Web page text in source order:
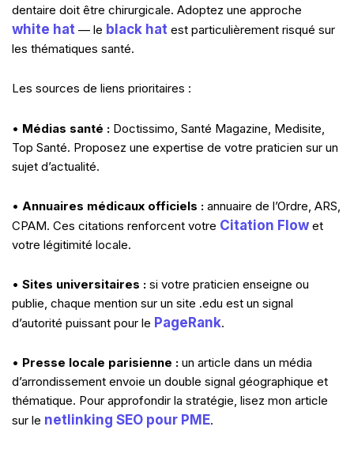
dentaire doit être chirurgicale. Adoptez une approche
white hat — le black hat est particulièrement risqué sur
les thématiques santé.
Les sources de liens prioritaires :
• Médias santé : Doctissimo, Santé Magazine, Medisite,
Top Santé. Proposez une expertise de votre praticien sur un
sujet d’actualité.
• Annuaires médicaux officiels : annuaire de l’Ordre, ARS,
CPAM. Ces citations renforcent votre Citation Flow et
votre légitimité locale.
• Sites universitaires : si votre praticien enseigne ou
publie, chaque mention sur un site .edu est un signal
d’autorité puissant pour le PageRank.
• Presse locale parisienne : un article dans un média
d’arrondissement envoie un double signal géographique et
thématique. Pour approfondir la stratégie, lisez mon article
sur le netlinking SEO pour PME.